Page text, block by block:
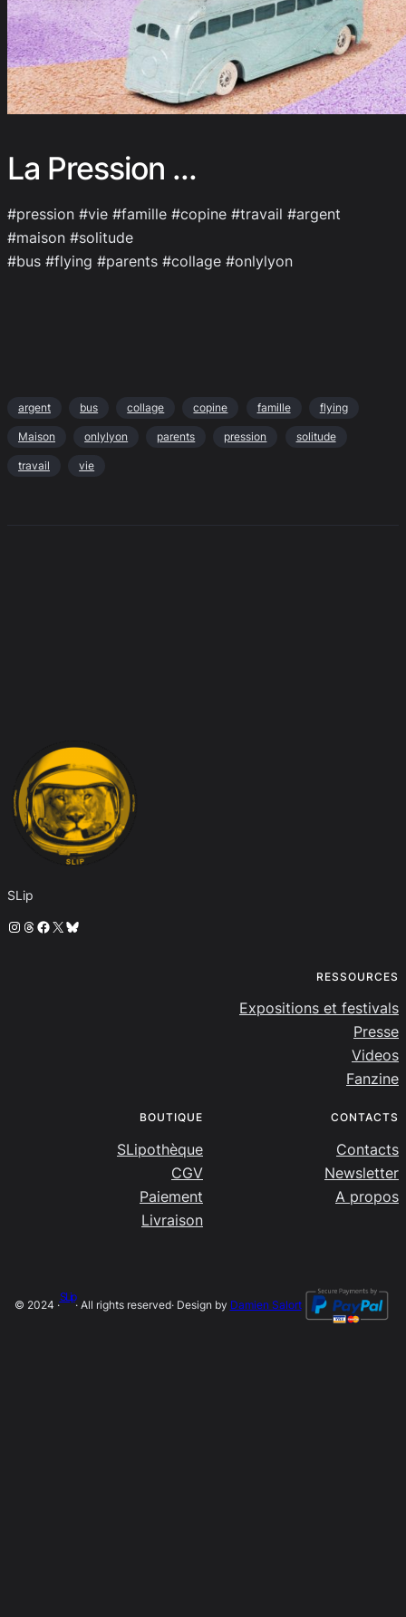
La Pression …
#pression #vie #famille #copine #travail #argent
#maison #solitude
#bus #flying #parents #collage #onlylyon
argent bus collage copine famille flying
Maison onlylyon parents pression solitude
travail vie
SLip
Instagram
Threads
Facebook
X Bluesky
RESSOURCES
Expositions et festivals
Presse
Videos
Fanzine
BOUTIQUE
SLipothèque
CGV
Paiement
Livraison
CONTACTS
Contacts
Newsletter
A propos
© 2024 ·
SLip
· All rights reserved· Design by Damien Salort